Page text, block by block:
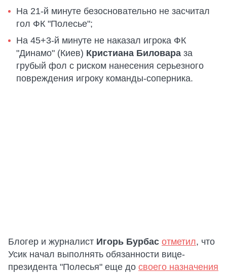
На 21-й минуте безосновательно не засчитал
гол ФК "Полесье";
На 45+3-й минуте не наказал игрока ФК
"Динамо" (Киев) Кристиана Биловара за
грубый фол с риском нанесения серьезного
повреждения игроку команды-соперника.
Блогер и журналист Игорь Бурбас отметил, что
Усик начал выполнять обязанности вице-
президента "Полесья" еще до своего назначения